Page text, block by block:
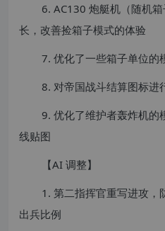
6. AC130 炮艇机（随机
长，改善捡箱子模式的体验
7. 优化了一些箱子单位的
8. 对帝国战斗结算图标进
9. 优化了维护者轰炸机的
线贴图
【AI 调整】
1. 第二指挥官重写进攻，
出兵比例